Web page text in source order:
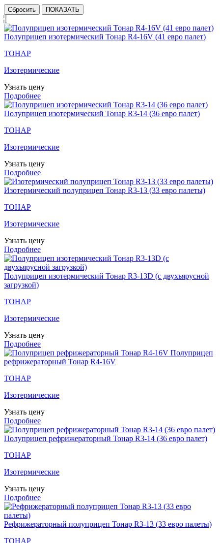
Сбросить ПОКАЗАТЬ
Полуприцеп изотермический Тонар R4-16V (41 евро палет)
ТОНАР
Изотермические
Узнать цену
Подробнее
Полуприцеп изотермический Тонар R3-14 (36 евро палет)
ТОНАР
Изотермические
Узнать цену
Подробнее
Изотермический полуприцеп Тонар R3-13 (33 евро палеты)
ТОНАР
Изотермические
Узнать цену
Подробнее
Полуприцеп изотермический Тонар R3-13D (с двухъярусной
загрузкой)
ТОНАР
Изотермические
Узнать цену
Подробнее
Полуприцеп
рефрижераторный Тонар R4-16V
ТОНАР
Изотермические
Узнать цену
Подробнее
Полуприцеп рефрижераторный Тонар R3-14 (36 евро палет)
ТОНАР
Изотермические
Узнать цену
Подробнее
Рефрижераторный полуприцеп Тонар R3-13 (33 евро палеты)
ТОНАР